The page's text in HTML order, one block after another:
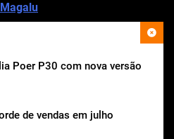
Poer P30 com nova versão
de vendas em julho
Magalu